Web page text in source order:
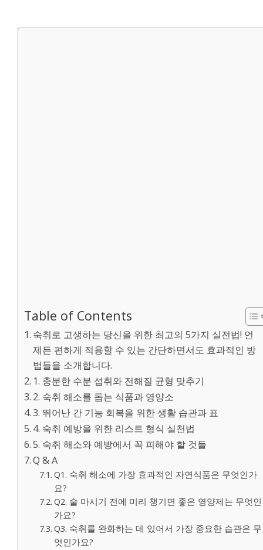
Table of Contents
숙취로 고생하는 당신을 위한 최고의 5가지 실전법! 언
제든 편하게 적용할 수 있는 간단하면서도 효과적인 방
법들을 소개합니다.
1. 충분한 수분 섭취와 전해질 균형 맞추기
2. 숙취 해소를 돕는 식품과 영양소
3. 뛰어난 간 기능 회복을 위한 생활 습관과 표
4. 숙취 예방을 위한 리스트 형식 실천법
5. 숙취 해소와 예방에서 꼭 피해야 할 것들
Q & A
Q1. 숙취 해소에 가장 효과적인 자연식품은 무엇인가
요?
Q2. 술 마시기 전에 미리 챙기면 좋은 영양제는 무엇인
가요?
Q3. 숙취를 완화하는 데 있어서 가장 중요한 습관은 무
엇인가요?